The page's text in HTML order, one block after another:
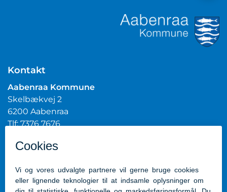
Kontakt
Aabenraa Kommune
Skelbækvej 2
6200 Aabenraa
Tlf: 7376 7676
CVR.nr.: 29189854
Genveje